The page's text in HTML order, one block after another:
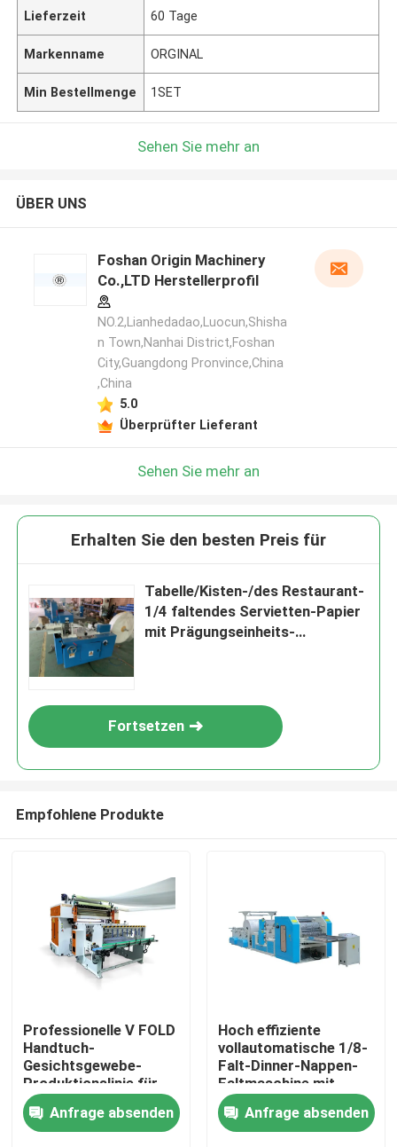
Lieferzeit 60 Tage
Markenname ORGINAL
Min Bestellmenge 1SET
Sehen Sie mehr an
ÜBER UNS
Foshan Origin Machinery
Co.,LTD Herstellerprofil
NO.2,Lianhedadao,Luocun,Shisha
n Town,Nanhai District,Foshan
City,Guangdong Pronvince,China
,China
5.0
Überprüfter Lieferant
Sehen Sie mehr an
Erhalten Sie den besten Preis für
Tabelle/Kisten-/des Restaurant-
1/4 faltendes Servietten-Papier
mit Prägungseinheits-
Fortsetzen
Empfohlene Produkte
Professionelle V FOLD
Handtuch-
Gesichtsgewebe-
Produktionslinie für
Gewebeindustrie mit
automatischer
Übertragungseinheit
Anfrage absenden
Hoch effiziente
vollautomatische 1/8-
Falt-Dinner-Nappen-
Faltmaschine mit
Vakuumpumpe
Anfrage absenden